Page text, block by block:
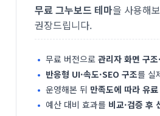
무료 그누보드 테마을 사용해
권장드립니다.
무료 버전으로 관리자 화면 구
반응형 UI·속도·SEO 구조를 실
운영해본 뒤 만족도에 따라 유
예산 대비 효과를 비교·검증 후